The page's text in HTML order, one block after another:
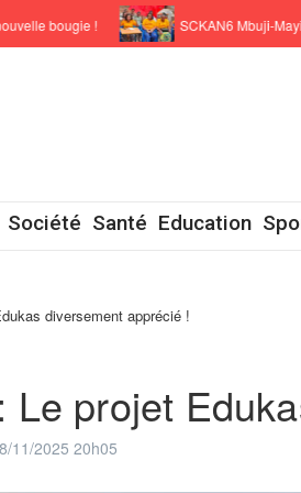
bougie ! SCKAN6 Mbuji-Mayi :
Société Santé Education
diversement apprécié !
Le projet
11/2025 20h05